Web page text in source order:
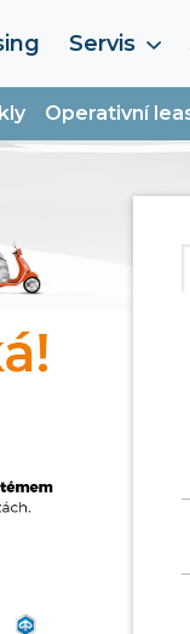
Servis
Operativní